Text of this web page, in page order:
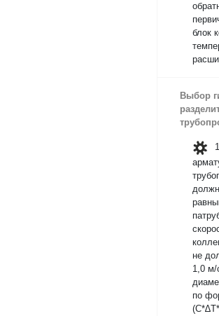
блок
Выбор
не
1,0 м/
по